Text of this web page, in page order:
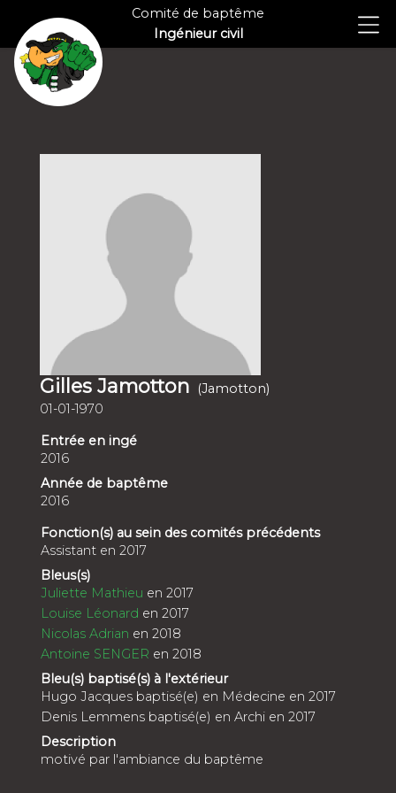
Comité de baptême
Ingénieur civil
Gilles Jamotton
(Jamotton)
01-01-1970
Entrée en ingé
2016
Année de baptême
2016
Fonction(s) au sein des comités précédents
Assistant en 2017
Bleus(s)
Juliette Mathieu en 2017
Louise Léonard en 2017
Nicolas Adrian en 2018
Antoine SENGER en 2018
Bleu(s) baptisé(s) à l'extérieur
Hugo Jacques baptisé(e) en Médecine en 2017
Denis Lemmens baptisé(e) en Archi en 2017
Description
motivé par l'ambiance du baptême